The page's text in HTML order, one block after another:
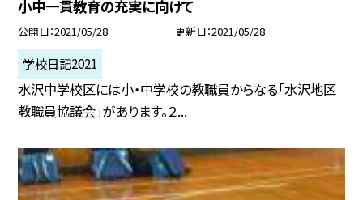
小中一貫教育の充実に向けて
公開日 2021/05/28 更新日 2021/05/28
学校日記2021
水沢中学校区には小・中学校の教職員からなる「水沢地区
教職員協議会」があります。２...